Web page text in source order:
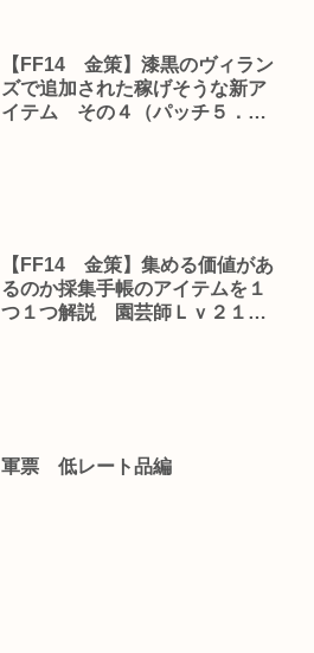
【FF14 金策】漆黒のヴィラン
ズで追加された稼げそうな新ア
イテム その４（パッチ５．０
【FF14 金策】集める価値があ
るのか採集手帳のアイテムを１
つ１つ解説 園芸師Ｌｖ２１～
軍票 低レート品編